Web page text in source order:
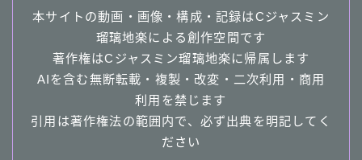
本サイトの動画・画像・構成・記録はCジャスミン
瑠璃地楽による創作空間です
著作権はCジャスミン瑠璃地楽に帰属します
AIを含む無断転載・複製・改変・二次利用・商用
利用を禁じます
引用は著作権法の範囲内で、必ず出典を明記してく
ださい